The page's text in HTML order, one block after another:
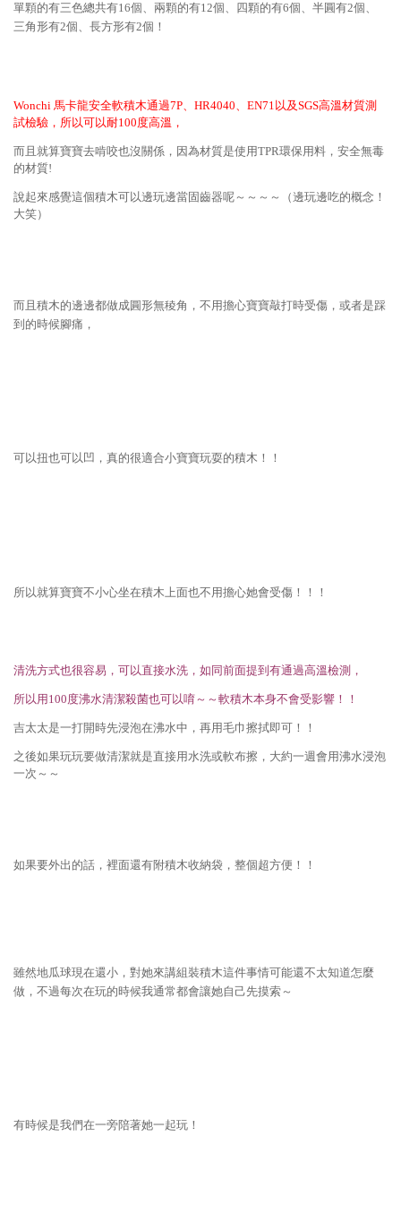
單顆的有三色總共有16個、兩顆的有12個、四顆的有6個、半圓有2個、
三角形有2個、長方形有2個！
Wonchi 馬卡龍安全軟積木通過7P、HR4040、EN71以及SGS高溫材質測
試檢驗，所以可以耐100度高溫，
而且就算寶寶去啃咬也沒關係，因為材質是使用TPR環保用料，安全無毒
的材質!
說起來感覺這個積木可以邊玩邊當固齒器呢～～～～（邊玩邊吃的概念！
大笑）
而且積木的邊邊都做成圓形無稜角，不用擔心寶寶敲打時受傷，或者是踩
到的時候腳痛，
可以扭也可以凹，真的很適合小寶寶玩耍的積木！！
所以就算寶寶不小心坐在積木上面也不用擔心她會受傷！！！
清洗方式也很容易，可以直接水洗，如同前面提到有通過高溫檢測，
所以用100度沸水清潔殺菌也可以唷～～軟積木本身不會受影響！！
吉太太是一打開時先浸泡在沸水中，再用毛巾擦拭即可！！
之後如果玩玩要做清潔就是直接用水洗或軟布擦，大約一週會用沸水浸泡
一次～～
如果要外出的話，裡面還有附積木收納袋，整個超方便！！
雖然地瓜球現在還小，對她來講組裝積木這件事情可能還不太知道怎麼
做，不過每次在玩的時候我通常都會讓她自己先摸索～
有時候是我們在一旁陪著她一起玩！